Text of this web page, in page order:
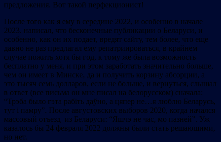
предложения. Вот такой перфекционист!
После того как я ему в середине 2022, и особенно в начале
2023. написал, что бесконечные публикации о Беларуси, и
особенно, как он их подает, вредят сайту, тем более, что еще
давно не раз предлагал ему репатриироваться, в крайнем
случае пожить хотя бы год, к тому же была возможность
бесплатно у меня, и при этом заработать значительно больше,
чем он имеет в Минске, да и получить корзину абсорции, а
это тысяч семь долларов, если не больше, и вернуться, слышал
в ответ (все письма он мне писал на белорусском) сначала:
“Трэба было гэта рабiть даўно, а цяпер не…я люблю Беларусь,
тут i памру”. После августовских выборов 2020, когда начался
массовый отъезд из Беларуси: “Яшчэ не час, мо пазней”. Уж
казалось бы 24 февраля 2022 должны были стать решающими,
но нет.